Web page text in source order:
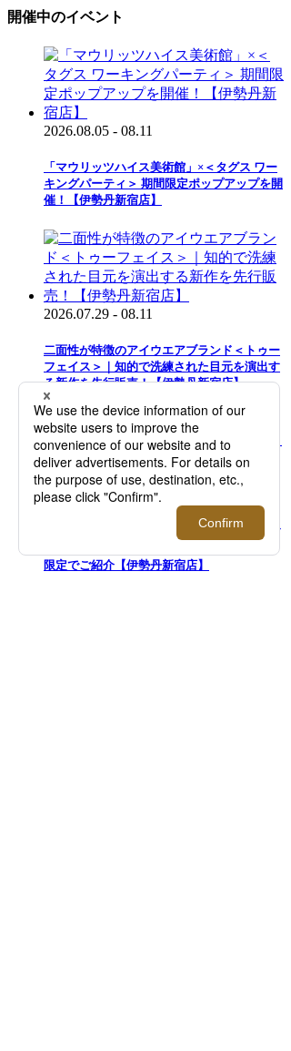
開催中のイベント
2026.08.05 - 08.11
「マウリッツハイス美術館」×＜タグス ワー
キングパーティ＞ 期間限定ポップアップを開
催！【伊勢丹新宿店】
2026.07.29 - 08.11
二面性が特徴のアイウエアブランド＜トゥー
フェイス＞｜知的で洗練された目元を演出す
る新作を先行販売！【伊勢丹新宿店】
2026.08.05 - 08.18
＜モロー・パリ＞｜マーカージュペイントバ
限定でご紹介【伊勢丹新宿店】